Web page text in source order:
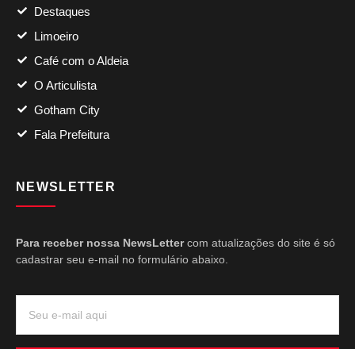
Destaques
Limoeiro
Café com o Aldeia
O Articulista
Gotham City
Fala Prefeitura
NEWSLETTER
Para receber nossa NewsLettercom atualizações do site é só
cadastrar seu e-mail no formulário abaixo.